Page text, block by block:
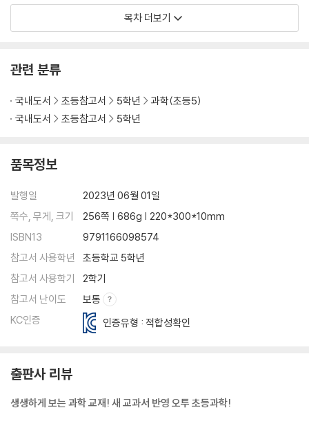
7 환경 오염이 생물에 미치는 영향
● 단원 정리하기, 단원 마무리 문제
1 습도가 우리 생활에 주는 영향
3 비와 눈이 내리는 과정
4 고기압과 저기압
6 우리나라의 계절별 날씨
● 단원 정리하기, 단원 마무리 문제
3. 물체의 운동
1 물체의 운동을 나타내는 방법
2 여러 가지 물체의 운동
3 같은 거리를 이동한 물체의 빠르기 비교
4 같은 시간 동안 이동한 물체의 빠르기 비교
5 물체의 속력을 나타내는 방법
6 속력과 관련된 안전장치와 교통안전 수칙
● 단원 정리하기, 단원 마무리 문제
1 여러 가지 용액의 분류
3 지시약을 이용한 여러 가지 용액의 분류 ⑵
목차 더보기
관련 분류
국내도서 초등참고서 5학년
과학(초등5)
국내도서
초등참고서 5학년
품목정보
발행일
2023년 06월 01일
쪽수, 무게, 크기
256쪽 | 686g | 220*300*10mm
ISBN13
9791166098574
참고서 사용학년
초등학교 5학년
참고서 사용학기
2학기
참고서 난이도
보통
KC인증
인증유형 : 적합성확인
출판사 리뷰
생생하게 보는 과학 교재! 새 교과서 반영 오투 초등과학!